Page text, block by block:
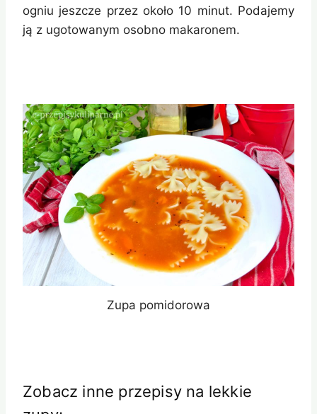
ogniu jeszcze przez około 10 minut. Podajemy
ją z ugotowanym osobno makaronem.
Zupa pomidorowa
Zobacz inne przepisy na lekkie